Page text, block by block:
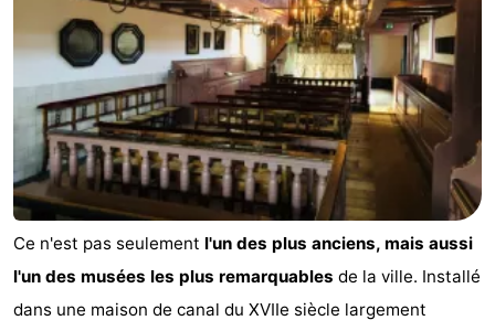
Spécial
Canaux
Coffeeshops
Capitale
homosexuelle
Quartier
rouge
Histoire
Ville
Ce n'est pas seulement l'un des plus anciens, mais aussi
l'un des musées les plus remarquables de la ville. Installé
dans une maison de canal du XVIIe siècle largement